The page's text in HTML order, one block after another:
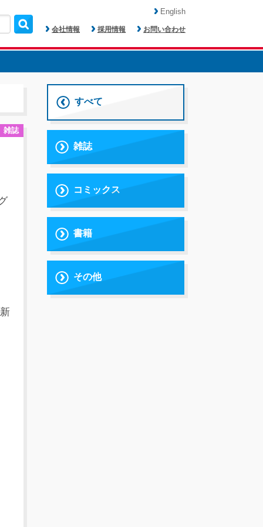
会社情報 採用情報 お問い合わせ
English
すべて
雑誌
コミックス
書籍
その他
雑誌